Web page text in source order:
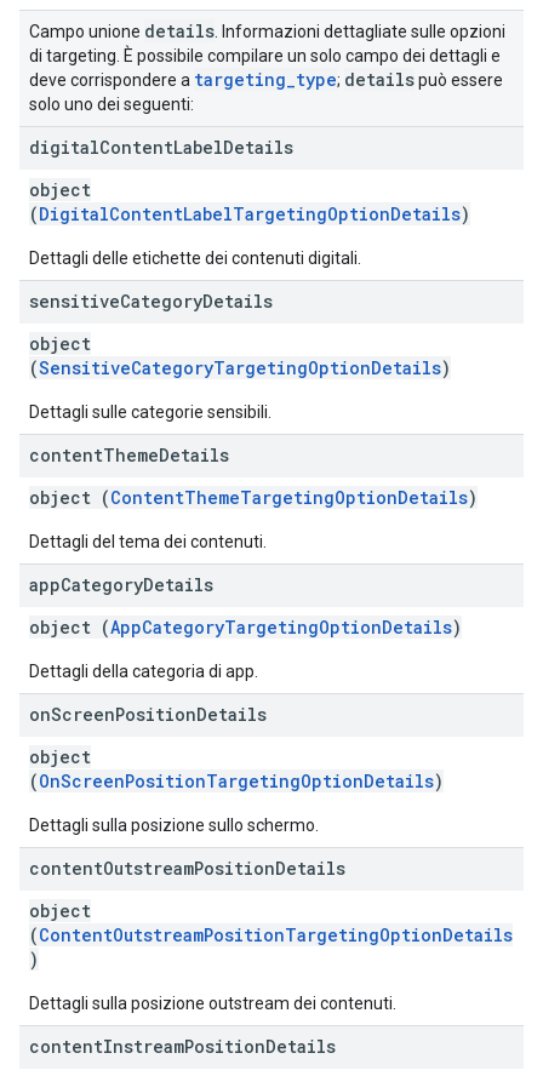
Campo unione details . Informazioni dettagliate sulle opzioni
di targeting. È possibile compilare un solo campo dei dettagli e
deve corrispondere a targeting_type; detailspuò essere
solo uno dei seguenti:
digitalContentLabelDetails
object
(DigitalContentLabelTargetingOptionDetails)
Dettagli delle etichette dei contenuti digitali.
sensitiveCategoryDetails
object
(SensitiveCategoryTargetingOptionDetails)
Dettagli sulle categorie sensibili.
contentThemeDetails
object (ContentThemeTargetingOptionDetails)
Dettagli del tema dei contenuti.
appCategoryDetails
object (AppCategoryTargetingOptionDetails)
Dettagli della categoria di app.
onScreenPositionDetails
object
(OnScreenPositionTargetingOptionDetails)
Dettagli sulla posizione sullo schermo.
contentOutstreamPositionDetails
object
(ContentOutstreamPositionTargetingOptionDetails
)
Dettagli sulla posizione outstream dei contenuti.
contentInstreamPositionDetails